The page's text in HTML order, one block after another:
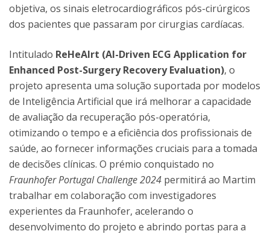
objetiva, os sinais eletrocardiográficos pós-cirúrgicos
dos pacientes que passaram por cirurgias cardíacas.
Intitulado ReHeAIrt (AI-Driven ECG Application for
Enhanced Post-Surgery Recovery Evaluation), o
projeto apresenta uma solução suportada por modelos
de Inteligência Artificial que irá melhorar a capacidade
de avaliação da recuperação pós-operatória,
otimizando o tempo e a eficiência dos profissionais de
saúde, ao fornecer informações cruciais para a tomada
de decisões clínicas. O prémio conquistado no
Fraunhofer Portugal Challenge 2024 permitirá ao Martim
trabalhar em colaboração com investigadores
experientes da Fraunhofer, acelerando o
desenvolvimento do projeto e abrindo portas para a